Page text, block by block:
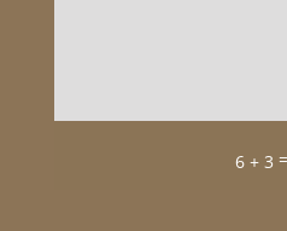
6 + 3 =